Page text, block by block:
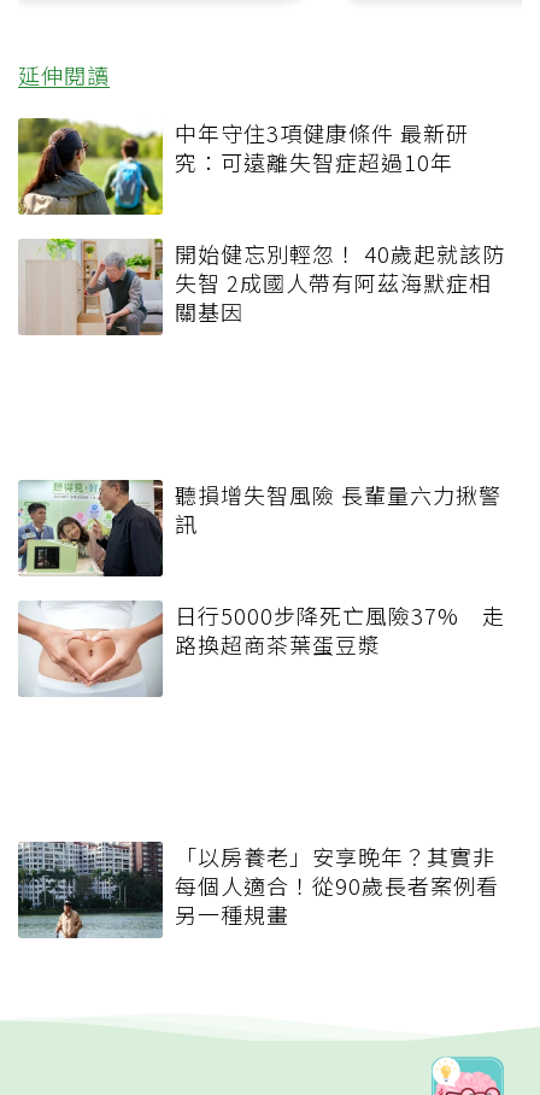
延伸閱讀
中年守住3項健康條件 最新研
究：可遠離失智症超過10年
開始健忘別輕忽！ 40歲起就該防
失智 2成國人帶有阿茲海默症相
關基因
聽損增失智風險 長輩量六力揪警
訊
日行5000步降死亡風險37% 走
路換超商茶葉蛋豆漿
「以房養老」安享晚年？其實非
每個人適合！從90歲長者案例看
另一種規畫